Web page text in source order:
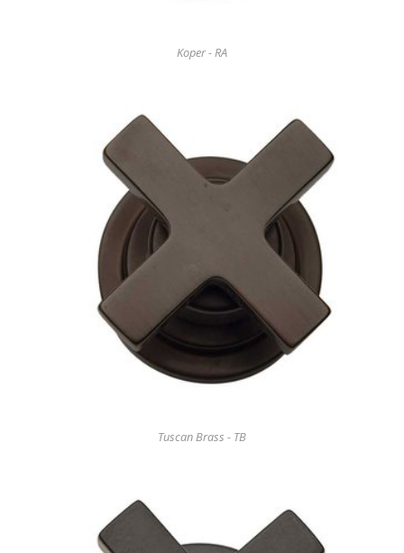
Koper - RA
Tuscan Brass - TB